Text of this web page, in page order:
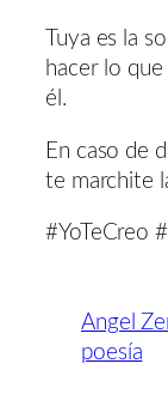
Tuya es la
hacer lo
él.
En caso de
te marchite
#YoTeCreo
Angel
poesía